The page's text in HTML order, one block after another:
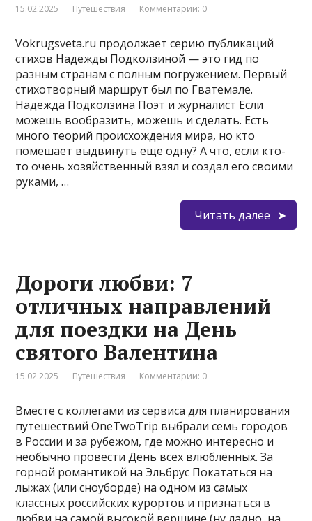
15.02.2025 Путешествия Комментарии: 0
Vokrugsveta.ru продолжает серию публикаций
стихов Надежды Подколзиной — это гид по
разным странам с полным погружением. Первый
стихотворный маршрут был по Гватемале.
Надежда Подколзина Поэт и журналист Если
можешь вообразить, можешь и сделать. Есть
много теорий происхождения мира, но кто
помешает выдвинуть еще одну? А что, если кто-
то очень хозяйственный взял и создал его своими
руками, …
Читать далее
Дороги любви: 7
отличных направлений
для поездки на День
святого Валентина
15.02.2025 Путешествия Комментарии: 0
Вместе с коллегами из сервиса для планирования
путешествий OneTwoTrip выбрали семь городов
в России и за рубежом, где можно интересно и
необычно провести День всех влюблённых. За
горной романтикой на Эльбрус Покататься на
лыжах (или сноуборде) на одном из самых
классных российских курортов и признаться в